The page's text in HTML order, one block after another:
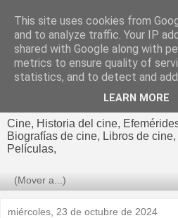
El cultural
Cine, Historia del cine,
Biografías de cine, Libros de
Películas,
miércoles, 23 de octubre de 2024
This site uses cookies from
and to analyze traffic. Your IP
shared with Google along with
metrics to ensure quality of
statistics, and to detect and
LEARN MORE